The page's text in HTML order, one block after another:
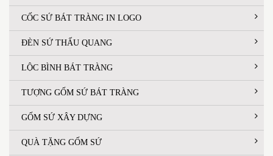
CỐC SỨ BÁT TRÀNG IN LOGO
ĐÈN SỨ THẤU QUANG
LỘC BÌNH BÁT TRÀNG
TƯỢNG GỐM SỨ BÁT TRÀNG
GỐM SỨ XÂY DỰNG
QUÀ TẶNG GỐM SỨ